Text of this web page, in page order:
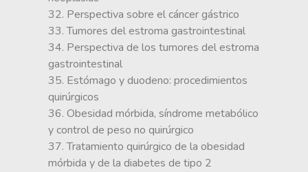
32. Perspectiva sobre el cáncer gástrico
33. Tumores del estroma gastrointestinal
34. Perspectiva de los tumores del estroma
gastrointestinal
35. Estómago y duodeno: procedimientos
quirúrgicos
36. Obesidad mórbida, síndrome metabólico
y control de peso no quirúrgico
37. Tratamiento quirúrgico de la obesidad
mórbida y de la diabetes de tipo 2